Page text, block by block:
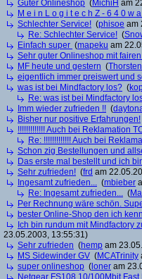
Guter Onlineshop (MichiH am
M e i n L o g i t e c h Z - 6 4 0 w
Schlechter Service! (phisoe am
Re: Schlechter Service! (
Einfach super (mapeku am
Sehr guter Onlineshop mit
MF heute und gestern (
eigentlich immer preiswert und
was ist bei Mindfactory los? (
Re: was ist bei Mindfactory
Imm wieder zufrieden !! (
Bisher nur positive Erfahrungen!
!!!!!!!!!!!!! Auch bei Reklamation
Re: !!!!!!!!!!!!! Auch bei
Schon zig Bestellungen und
Das erste mal bestellt und ich
Sehr zufrieden! (frd am
Ingesamt zufrieden... (mbieber
Re: Ingesamt zufrieden... (
Per Rechnung wäre schön.
bester Online-Shop den ich
Ich bin rundum mit Mindfactory
23.05.2003, 13:55:31)
Sehr zufrieden (hemp am
MS Sidewinder GV (MCATrinity
super onlineshop ( loner am
Netgear FS108 10/100Mbit Fast